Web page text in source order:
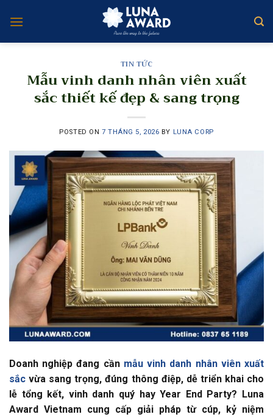
TIN TỨC
Mẫu vinh danh nhân viên xuất
sắc thiết kế đẹp & sang trọng
POSTED ON 7 THÁNG 5, 2026 BY LUNA CORP
Doanh nghiệp đang cần mẫu vinh danh nhân viên xuất
sắc vừa sang trọng, đúng thông điệp, dễ triển khai cho
lễ tổng kết, vinh danh quý hay Year End Party? Luna
Award Vietnam cung cấp giải pháp từ cúp, kỷ niệm